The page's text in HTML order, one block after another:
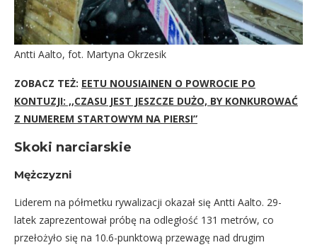
Antti Aalto, fot. Martyna Okrzesik
ZOBACZ TEŻ: EETU NOUSIAINEN O POWROCIE PO
KONTUZJI: ,,CZASU JEST JESZCZE DUŻO, BY KONKUROWAĆ
Z NUMEREM STARTOWYM NA PIERSI”
Skoki narciarskie
Mężczyzni
Liderem na półmetku rywalizacji okazał się Antti Aalto. 29-
latek zaprezentował próbę na odległość 131 metrów, co
przełożyło się na 10.6-punktową przewagę nad drugim